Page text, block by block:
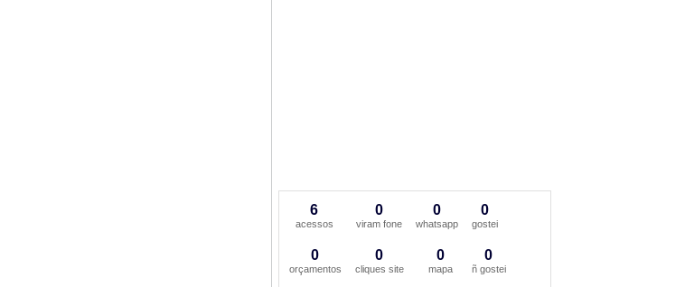
6
acessos
0
viram fone
0
whatsapp
0
gostei
0
orçamentos
0
cliques site
0
mapa
0
ñ gostei